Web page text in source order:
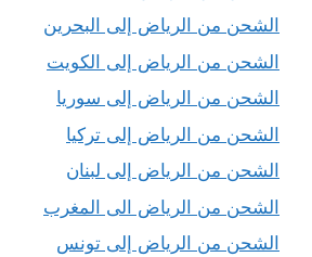
الشحن من الرياض إلى البحرين
الشحن من الرياض إلى الكويت
الشحن من الرياض إلى سوريا
الشحن من الرياض إلى تركيا
الشحن من الرياض إلى لبنان
الشحن من الرياض الى المغرب
الشحن من الرياض إلى تونس